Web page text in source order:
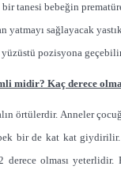
bebeğin
yatmayı sağlayacak
pozisyona
midir? Kaç derece
örtülerdir. Anneler
bir de kat kat
derece olması